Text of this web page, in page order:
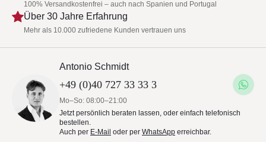
100% Versandkostenfrei – auch nach Spanien und Portugal
Über 30 Jahre Erfahrung
Mehr als 10.000 zufriedene Kunden vertrauen uns
Antonio Schmidt
+49 (0)40 727 33 33 3
Mo–So: 08:00–21:00
Jetzt persönlich beraten lassen, oder einfach telefonisch
bestellen.
Auch per E-Mail oder per WhatsApp erreichbar.